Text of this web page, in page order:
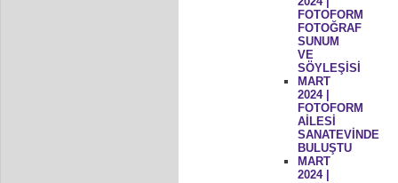
FOTOFORM
FOTOĞRAF
SUNUM
VE
SÖYLEŞİSİ
MART
2024 |
FOTOFORM
AİLESİ
SANATEVİNDE
BULUŞTU
MART
2024 |